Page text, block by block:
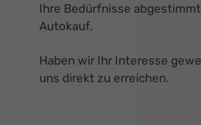
Ihre Bedürfnisse
Autokauf.
Haben wir Ihr Interesse
uns direkt zu erreichen.